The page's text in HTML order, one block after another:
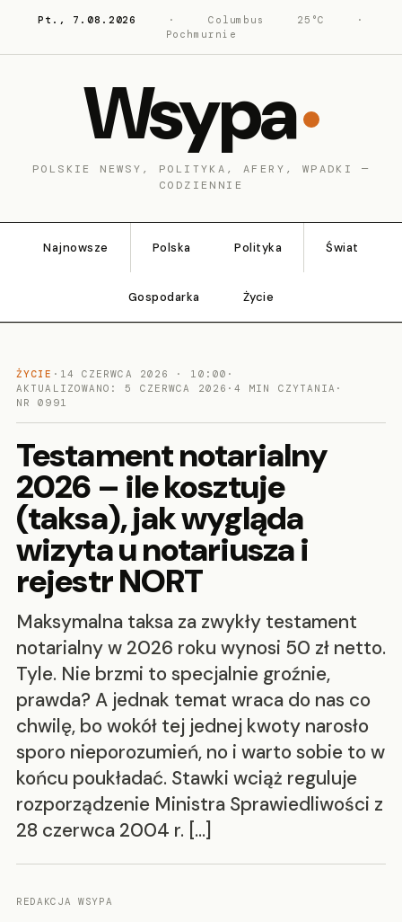
Pt., 7.08.2026 · Columbus 25°C
·
Pochmurnie
Wsypa
POLSKIE NEWSY, POLITYKA, AFERY, WPADKI —
CODZIENNIE
Najnowsze Polska Polityka Świat
Gospodarka Życie
ŻYCIE · 14 CZERWCA 2026 · 10:00 ·
AKTUALIZOWANO: 5 CZERWCA 2026 ·4 MIN CZYTANIA ·
NR 0991
Testament notarialny
2026 – ile kosztuje
(taksa), jak wygląda
wizyta u notariusza i
rejestr NORT
Maksymalna taksa za zwykły testament
notarialny w 2026 roku wynosi 50 zł netto.
Tyle. Nie brzmi to specjalnie groźnie,
prawda? A jednak temat wraca do nas co
chwilę, bo wokół tej jednej kwoty narosło
sporo nieporozumień, no i warto sobie to w
końcu poukładać. Stawki wciąż reguluje
rozporządzenie Ministra Sprawiedliwości z
28 czerwca 2004 r. […]
REDAKCJA WSYPA